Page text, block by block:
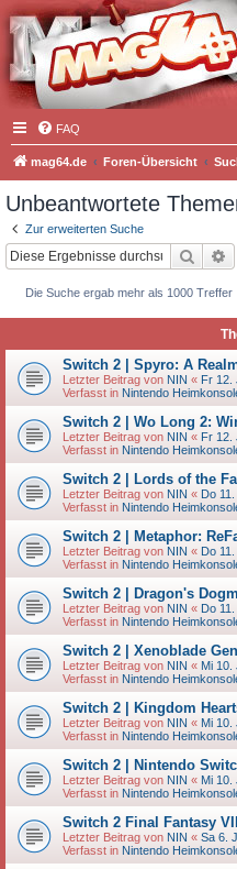
FAQ
mag64.de Foren-Übersicht
Unbeantwortete
Zur erweiterten Suche
Suche
Die Suche ergab mehr als 1000 Treffer
Switch 2 | Spyro: A
Letzter Beitrag von NIN « Fr 12.
Verfasst in Nintendo
Switch 2 | Wo Long 2:
Letzter Beitrag von NIN « Fr 12.
Verfasst in Nintendo
Switch 2 | Lords of the
Letzter Beitrag von NIN « Do
Verfasst in Nintendo
Switch 2 | Metaphor:
Letzter Beitrag von NIN « Do
Verfasst in Nintendo
Switch 2 | Dragon's
Letzter Beitrag von NIN « Do
Verfasst in Nintendo
Switch 2 | Xenoblade
Letzter Beitrag von NIN « Mi 10.
Verfasst in Nintendo
Switch 2 | Kingdom
Letzter Beitrag von NIN « Mi 10.
Verfasst in Nintendo
Switch 2 | Nintendo
Letzter Beitrag von NIN « Mi 10.
Verfasst in Nintendo
Switch 2 Final Fantasy
Letzter Beitrag von NIN « Sa 6.
Verfasst in Nintendo